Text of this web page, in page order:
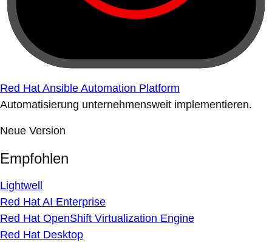
Red Hat Ansible Automation Platform
Automatisierung unternehmensweit implementieren.
Neue Version
Empfohlen
Lightwell
Red Hat AI Enterprise
Red Hat OpenShift Virtualization Engine
Red Hat Desktop